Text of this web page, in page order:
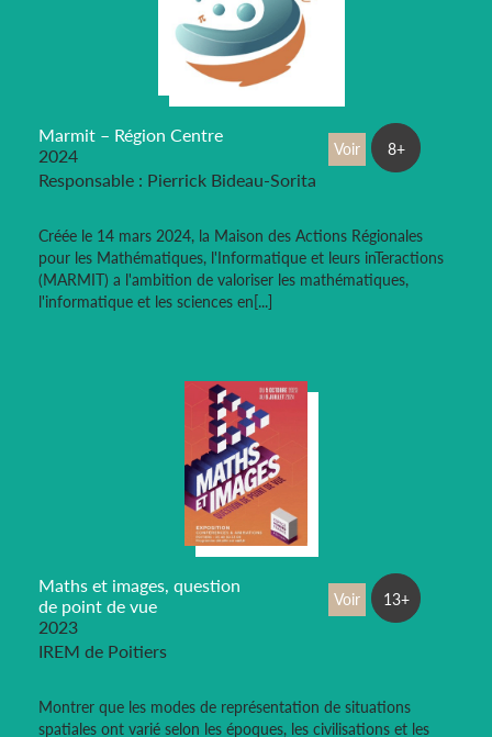
Marmit – Région Centre
2024
Responsable : Pierrick Bideau-Sorita
Créée le 14 mars 2024, la Maison des Actions Régionales
pour les Mathématiques, l'Informatique et leurs inTeractions
(MARMIT) a l'ambition de valoriser les mathématiques,
l'informatique et les sciences en[...]
Voir 8+
Maths et images, question
de point de vue
2023
IREM de Poitiers
Montrer que les modes de représentation de situations
spatiales ont varié selon les époques, les civilisations et les
Voir 13+